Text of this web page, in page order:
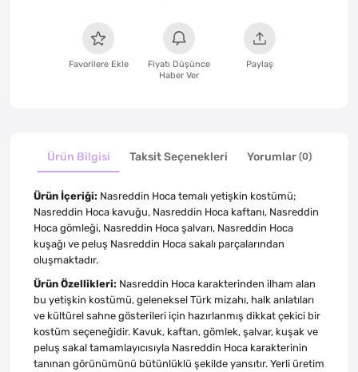
Favorilere Ekle
Fiyatı Düşünce
Haber Ver
Paylaş
Ürün Bilgisi Taksit Seçenekleri Yorumlar (0)
Ürün İçeriği: Nasreddin Hoca temalı yetişkin kostümü;
Nasreddin Hoca kavuğu, Nasreddin Hoca kaftanı, Nasreddin
Hoca gömleği, Nasreddin Hoca şalvarı, Nasreddin Hoca
kuşağı ve peluş Nasreddin Hoca sakalı parçalarından
oluşmaktadır.
Ürün Özellikleri: Nasreddin Hoca karakterinden ilham alan
bu yetişkin kostümü, geleneksel Türk mizahı, halk anlatıları
ve kültürel sahne gösterileri için hazırlanmış dikkat çekici bir
kostüm seçeneğidir. Kavuk, kaftan, gömlek, şalvar, kuşak ve
peluş sakal tamamlayıcısıyla Nasreddin Hoca karakterinin
tanınan görünümünü bütünlüklü şekilde yansıtır. Yerli üretim